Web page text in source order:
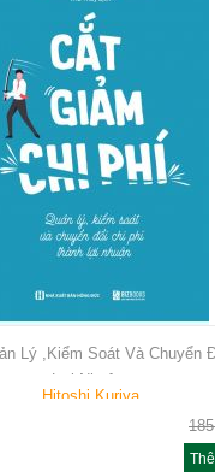
Lý ,Kiểm Soát Và Chuyển
Lợi Nhuận
Hitoshi Kuriya